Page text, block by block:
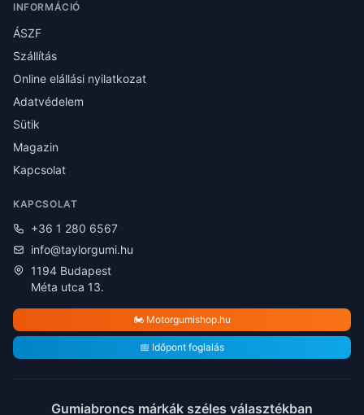
INFORMÁCIÓ
ÁSZF
Szállítás
Online elállási nyilatkozat
Adatvédelem
Sütik
Magazin
Kapcsolat
KAPCSOLAT
+36 1 280 6567
info@taylorgumi.hu
1194 Budapest
Méta utca 13.
🏍️ Motorgumishop.hu
📅 Időpont foglalás
Gumiabroncs márkák széles választékban